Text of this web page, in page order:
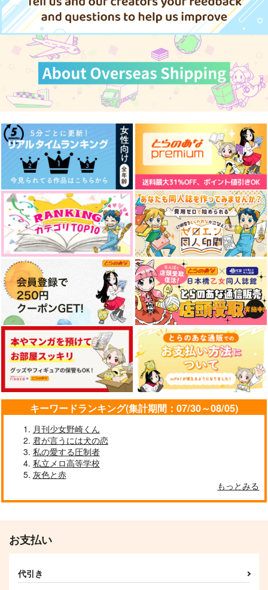
ラムジレンマ
1,572円（税込）
佐野万次郎×花垣武道
サンプル
作品詳細
アニュス・デイ
餅々屋
2,800円（税込）
佐野万次郎×花垣武道
サンプル
作品詳細
そうして、ふたり。
DACOS
（税込）
サンプル
作品詳細
カルペ・ディエム
DACOS
1,257円 （税込）
花垣武道×佐野万次郎
作品詳細
となりのゴースト
602
755円（税込）
佐野万次郎×花垣武道
サンプル
作品詳細
HAPPY MEME!
MosUxg
715円（税込）
佐野万次郎×花垣武道
サンプル
作品詳細
A.C.PAPA's
小さな幸せ
キーワードランキング(集計期間：07/30～08/05)
月刊少女野崎くん
君が言うには犬の恋
私の愛する圧制者
私立メロ高等学校
灰色と赤
もっとみる
お支払い
代引き